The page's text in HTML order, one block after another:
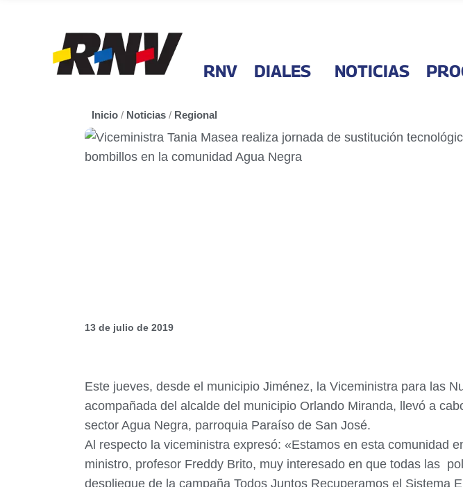
RNV DIALES NOTICIAS
Inicio / Noticias / Regional
13 de julio de 2019
Este jueves, desde el municipio Jiménez, la Viceministra para las
acompañada del alcalde del municipio Orlando Miranda, llevó a
sector Agua Negra, parroquia Paraíso de San José.
Al respecto la viceministra expresó: «Estamos en esta comunidad
ministro, profesor Freddy Brito, muy interesado en que todas las
despliegue de la campaña Todos Juntos Recuperamos el Sistema